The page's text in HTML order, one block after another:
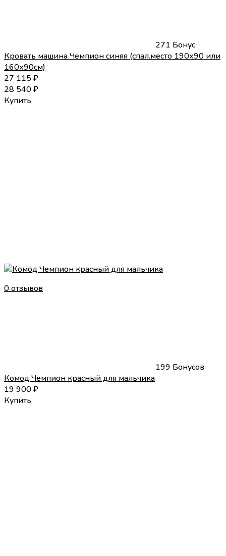
271 Бонус
Кровать машина Чемпион синяя (спал.место 190х90 или
160х90см)
27 115₽
28 540₽
Купить
0 отзывов
199 Бонусов
Комод Чемпион красный для мальчика
19 900₽
Купить